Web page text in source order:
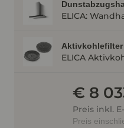
Aktivkohlefilter
€ 8
Preis inkl.
Preis